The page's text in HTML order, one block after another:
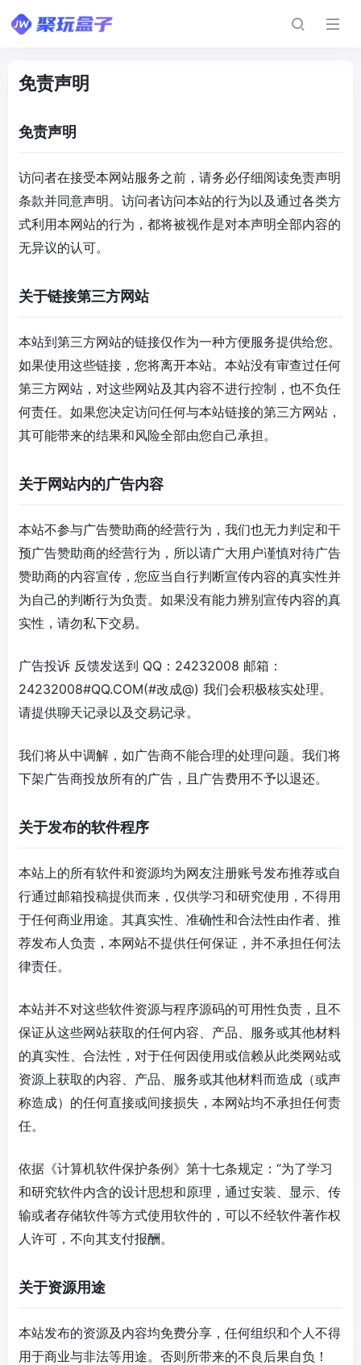
免责声明
免责声明
访问者在接受本网站服务之前，请务必仔细阅读免责声明
条款并同意声明。访问者访问本站的行为以及通过各类方
式利用本网站的行为，都将被视作是对本声明全部内容的
无异议的认可。
关于链接第三方网站
本站到第三方网站的链接仅作为一种方便服务提供给您。
如果使用这些链接，您将离开本站。本站没有审查过任何
第三方网站，对这些网站及其内容不进行控制，也不负任
何责任。如果您决定访问任何与本站链接的第三方网站，
其可能带来的结果和风险全部由您自己承担。
关于网站内的广告内容
本站不参与广告赞助商的经营行为，我们也无力判定和干
预广告赞助商的经营行为，所以请广大用户谨慎对待广告
赞助商的内容宣传，您应当自行判断宣传内容的真实性并
为自己的判断行为负责。如果没有能力辨别宣传内容的真
实性，请勿私下交易。
广告投诉 反馈发送到 QQ：24232008 邮箱：
24232008#QQ.COM(#改成@) 我们会积极核实处理。
请提供聊天记录以及交易记录。
我们将从中调解，如广告商不能合理的处理问题。我们将
下架广告商投放所有的广告，且广告费用不予以退还。
关于发布的软件程序
本站上的所有软件和资源均为网友注册账号发布推荐或自
行通过邮箱投稿提供而来，仅供学习和研究使用，不得用
于任何商业用途。其真实性、准确性和合法性由作者、推
荐发布人负责，本网站不提供任何保证，并不承担任何法
律责任。
本站并不对这些软件资源与程序源码的可用性负责，且不
保证从这些网站获取的任何内容、产品、服务或其他材料
的真实性、合法性，对于任何因使用或信赖从此类网站或
资源上获取的内容、产品、服务或其他材料而造成（或声
称造成）的任何直接或间接损失，本网站均不承担任何责
任。
依据《计算机软件保护条例》第十七条规定：“为了学习
和研究软件内含的设计思想和原理，通过安装、显示、传
输或者存储软件等方式使用软件的，可以不经软件著作权
人许可，不向其支付报酬。
关于资源用途
本站发布的资源及内容均免费分享，任何组织和个人不得
用于商业与非法等用途。否则所带来的不良后果自负！